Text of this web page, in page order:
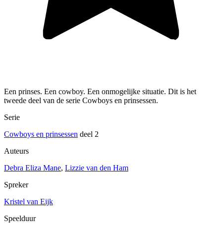
Een prinses. Een cowboy. Een onmogelijke situatie. Dit is het
tweede deel van de serie Cowboys en prinsessen.
Serie
Cowboys en prinsessen deel 2
Auteurs
Debra Eliza Mane, Lizzie van den Ham
Spreker
Kristel van Eijk
Speelduur